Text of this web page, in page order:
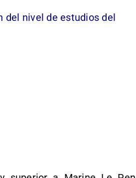
del nivel de estudios del